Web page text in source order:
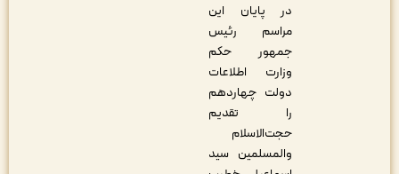
در پایان این
مراسم رئیس
جمهور حکم
وزارت اطلاعات
دولت چهاردهم
را تقدیم
حجت‌الاسلام
والمسلمین سید